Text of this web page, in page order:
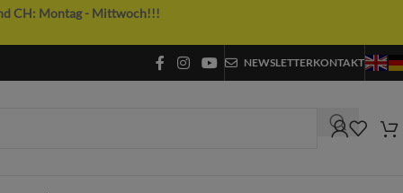
CH: Montag - Mittwoch!!!
NEWSLETTERKONTAKT